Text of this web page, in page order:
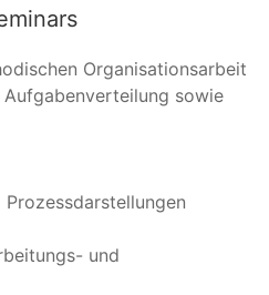
Organisationsarbeit
sowie
und